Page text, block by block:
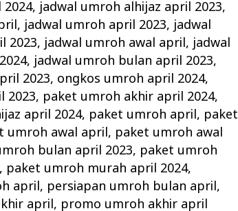
, jadwal umroh alhijaz april 2023,
, jadwal umroh april 2023, jadwal
2023, jadwal umroh awal april, jadwal
, jadwal umroh bulan april 2023,
2023, ongkos umroh april 2024,
2023, paket umroh akhir april 2024,
april 2024, paket umroh april, paket
umroh awal april, paket umroh awal
bulan april 2023, paket umroh
, paket umroh murah april 2024,
april, persiapan umroh bulan april,
april, promo umroh akhir april